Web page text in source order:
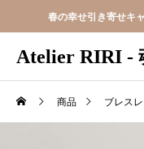
春の幸せ引き寄せキ
Atelier RIRI -
商品 ブレスレ